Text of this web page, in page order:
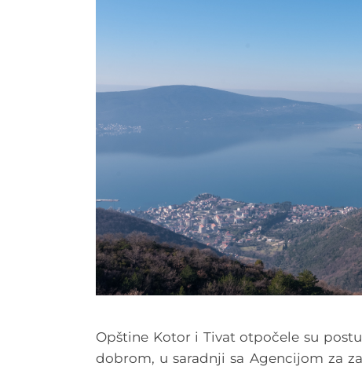
Opštine Kotor i Tivat otpočele su
dobrom, u saradnji sa Agencijom za